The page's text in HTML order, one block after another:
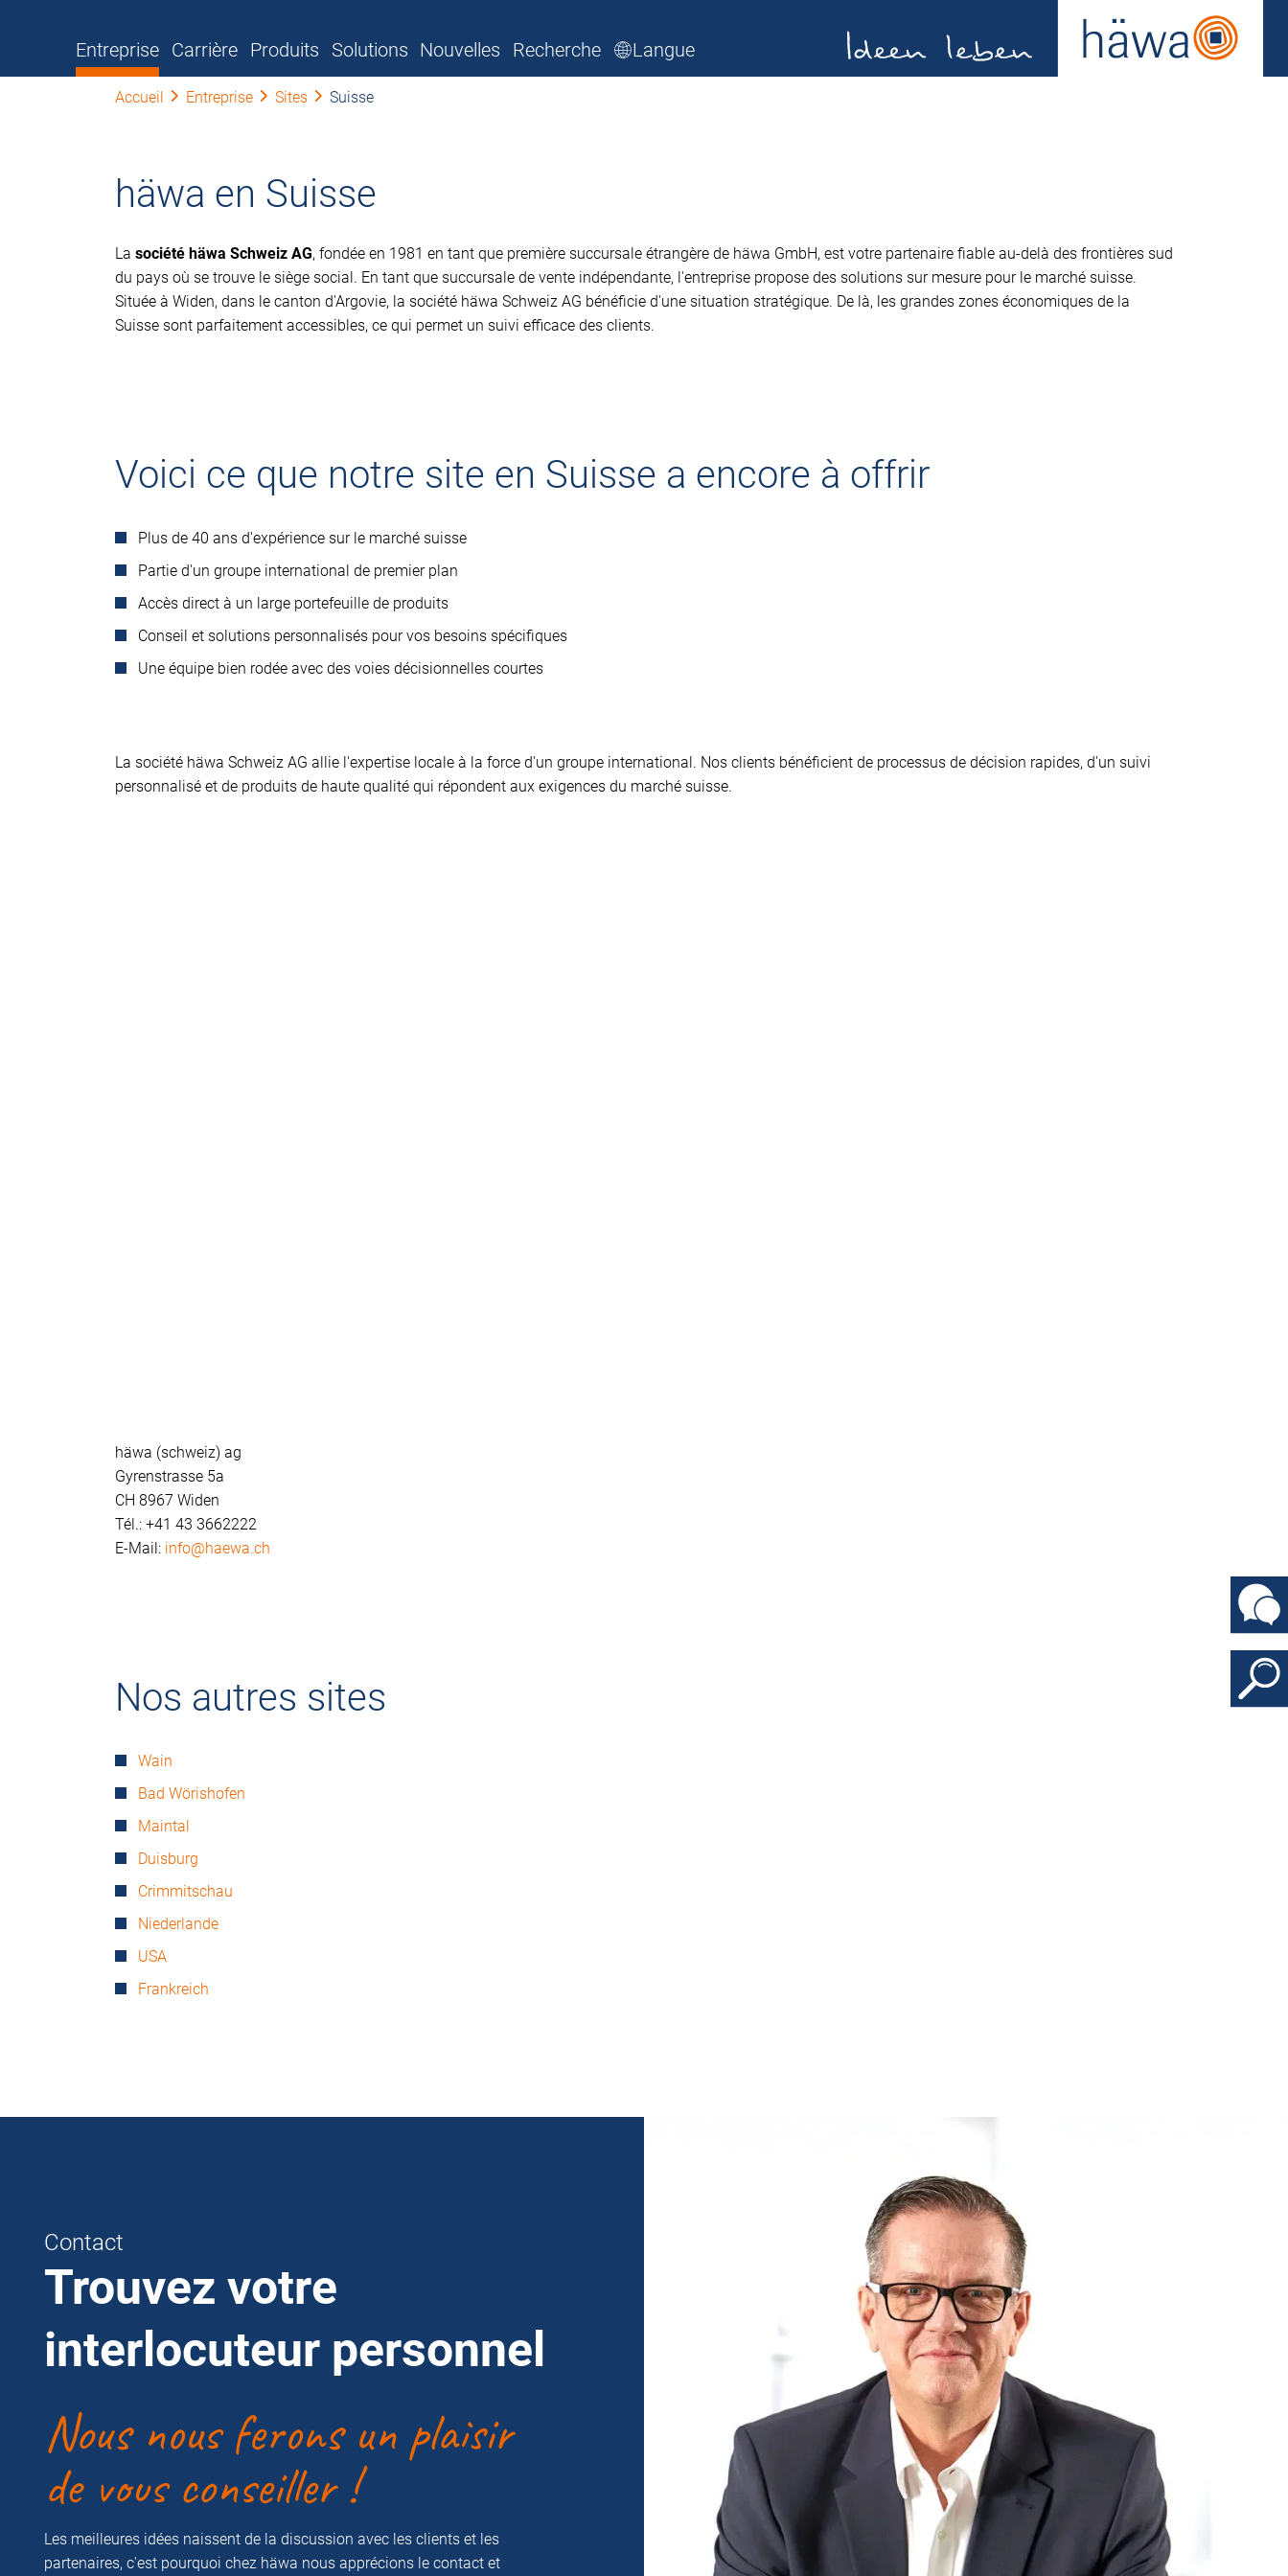
Entreprise Carrière Produits Solutions Nouvelles Recherche Langue
Accueil Entreprise Sites Suisse
häwa en Suisse
La société häwa Schweiz AG, fondée en 1981 en tant que première succursale étrangère de häwa GmbH, est votre partenaire fiable au-delà des frontières sud
du pays où se trouve le siège social. En tant que succursale de vente indépendante, l'entreprise propose des solutions sur mesure pour le marché suisse.
Située à Widen, dans le canton d'Argovie, la société häwa Schweiz AG bénéficie d'une situation stratégique. De là, les grandes zones économiques de la
Suisse sont parfaitement accessibles, ce qui permet un suivi efficace des clients.
Voici ce que notre site en Suisse a encore à offrir
Plus de 40 ans d'expérience sur le marché suisse
Partie d'un groupe international de premier plan
Accès direct à un large portefeuille de produits
Conseil et solutions personnalisés pour vos besoins spécifiques
Une équipe bien rodée avec des voies décisionnelles courtes
La société häwa Schweiz AG allie l'expertise locale à la force d'un groupe international. Nos clients bénéficient de processus de décision rapides, d'un suivi
personnalisé et de produits de haute qualité qui répondent aux exigences du marché suisse.
häwa (schweiz) ag
Gyrenstrasse 5a
CH 8967 Widen
Tél.: +41 43 3662222
E-Mail: info@haewa.ch
Nos autres sites
Wain
Bad Wörishofen
Maintal
Duisburg
Crimmitschau
Niederlande
USA
Frankreich
Contact
Trouvez votre
interlocuteur personnel
Nous nous ferons un plaisir
de vous conseiller !
Les meilleures idées naissent de la discussion avec les clients et les
partenaires, c'est pourquoi chez häwa nous apprécions le contact et